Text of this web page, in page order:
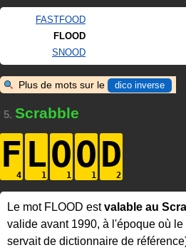
FASTFOOD
FLOOD
SNOOD
Plus de mots sur le dico inverse
5. Scrabble
F LOOD
Le mot FLOOD estvalable au
valide avant 1990, à l'époque où le
servait de dictionnaire de